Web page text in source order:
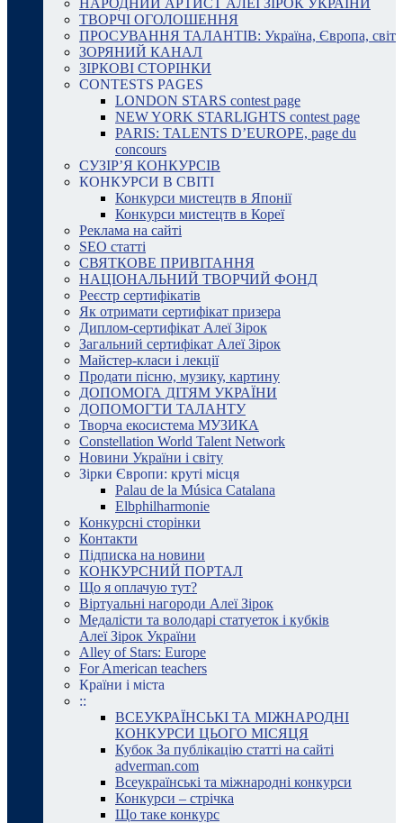
НАРОДНИЙ АРТИСТ АЛЕЇ ЗІРОК УКРАЇНИ
ТВОРЧІ ОГОЛОШЕННЯ
ПРОСУВАННЯ ТАЛАНТІВ: Україна, Європа, світ
ЗОРЯНИЙ КАНАЛ
ЗІРКОВІ СТОРІНКИ
CONTESTS PAGES
LONDON STARS contest page
NEW YORK STARLIGHTS contest page
PARIS: TALENTS D’EUROPE, page du
concours
СУЗІР’Я КОНКУРСІВ
КОНКУРСИ В СВІТІ
Конкурси мистецтв в Японії
Конкурси мистецтв в Кореї
Реклама на сайті
SEO статті
СВЯТКОВЕ ПРИВІТАННЯ
НАЦІОНАЛЬНИЙ ТВОРЧИЙ ФОНД
Реєстр сертифікатів
Як отримати сертифікат призера
Диплом-сертифікат Алеї Зірок
Загальний сертифікат Алеї Зірок
Майстер-класи і лекції
Продати пісню, музику, картину
ДОПОМОГА ДІТЯМ УКРАЇНИ
ДОПОМОГТИ ТАЛАНТУ
Творча екосистема МУЗИКА
Constellation World Talent Network
Новини України і світу
Зірки Європи: круті місця
Palau de la Música Catalana
Elbphilharmonie
Конкурсні сторінки
Контакти
Підписка на новини
КОНКУРСНИЙ ПОРТАЛ
Що я оплачую тут?
Віртуальні нагороди Алеї Зірок
Медалісти та володарі статуеток і кубків
Алеї Зірок України
Alley of Stars: Europe
For American teachers
Країни і міста
::
ВСЕУКРАЇНСЬКІ ТА МІЖНАРОДНІ
КОНКУРСИ ЦЬОГО МІСЯЦЯ
Кубок За публікацію статті на сайті
adverman.com
Всеукраїнські та міжнародні конкурси
Конкурси – стрічка
Що таке конкурс